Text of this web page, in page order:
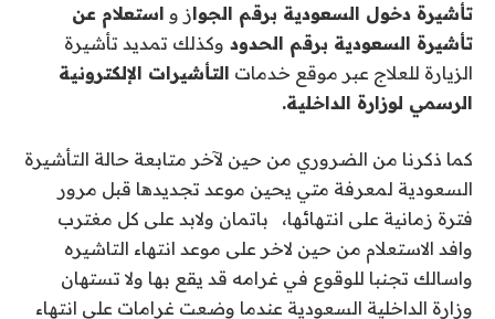
تأشيرة دخول السعودية برقم الجواز و استعلام عن
تأشيرة السعودية برقم الحدود وكذلك تمديد تأشيرة
الزيارة للعلاج عبر موقع خدمات التأشيرات الإلكترونية
الرسمي لوزارة الداخلية.
كما ذكرنا من الضروري من حين لآخر متابعة حالة التأشيرة
السعودية لمعرفة متي يحين موعد تجديدها قبل مرور
فترة زمانية على انتهائها، باتمان ولابد على كل مغترب
وافد الاستعلام من حين لاخر على موعد انتهاء التاشيره
واسالك تجنبا للوقوع في غرامه قد يقع بها ولا تستهان
وزارة الداخلية السعودية عندما وضعت غرامات على انتهاء